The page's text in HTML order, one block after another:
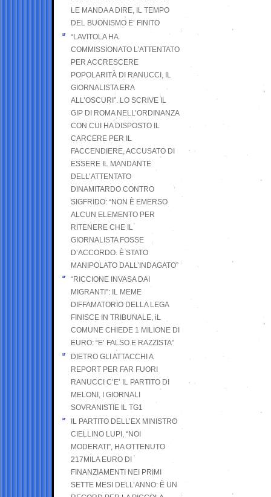
LE MANDA A DIRE, IL TEMPO
DEL BUONISMO E’ FINITO
“LAVITOLA HA
COMMISSIONATO L’ATTENTATO
PER ACCRESCERE
POPOLARITÀ DI RANUCCI, IL
GIORNALISTA ERA
ALL’OSCURI”. LO SCRIVE IL
GIP DI ROMA NELL’ORDINANZA
CON CUI HA DISPOSTO IL
CARCERE PER IL
FACCENDIERE, ACCUSATO DI
ESSERE IL MANDANTE
DELL’ATTENTATO
DINAMITARDO CONTRO
SIGFRIDO: “NON È EMERSO
ALCUN ELEMENTO PER
RITENERE CHE IL
GIORNALISTA FOSSE
D’ACCORDO. È STATO
MANIPOLATO DALL’INDAGATO”
“RICCIONE INVASA DAI
MIGRANTI”: IL MEME
DIFFAMATORIO DELLA LEGA
FINISCE IN TRIBUNALE, iL
COMUNE CHIEDE 1 MILIONE DI
EURO: “E’ FALSO E RAZZISTA”
DIETRO GLI ATTACCHI A
REPORT PER FAR FUORI
RANUCCI C’E’ IL PARTITO DI
MELONI, I GIORNALI
SOVRANISTIE IL TG1
IL PARTITO DELL’EX MINISTRO
CIELLINO LUPI, “NOI
MODERATI”, HA OTTENUTO
217MILA EURO DI
FINANZIAMENTI NEI PRIMI
SETTE MESI DELL’ANNO: È UN